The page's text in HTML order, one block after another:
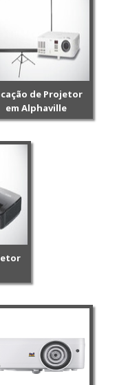
de Projetor
em Alphaville